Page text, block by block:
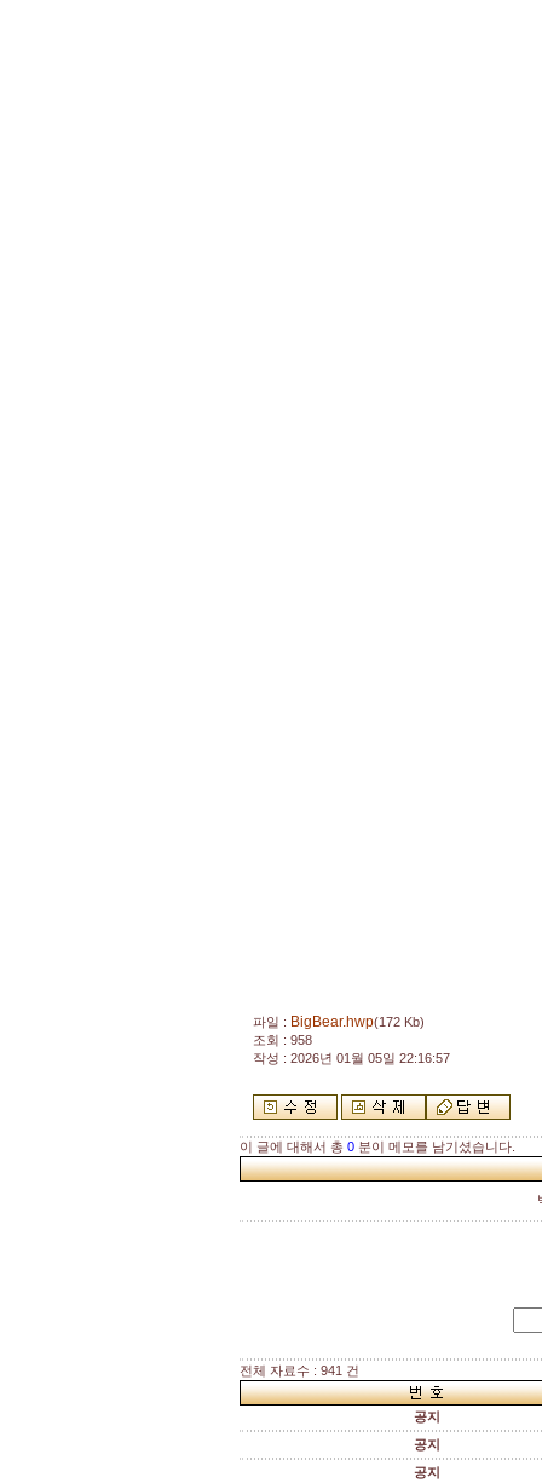
파일 : BigBear.hwp(172 Kb)
조회 : 958
작성 : 2026년 01월 05일 22:16:57
이 글에 대해서 총 0 분이 메모를 남기셨습니다.
전체 자료수 : 941 건
공지
공지
공지